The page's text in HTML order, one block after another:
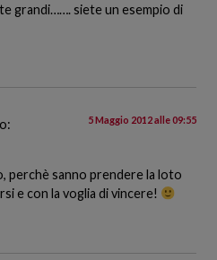
grandi……. siete un esempio di
5 Maggio 2012 alle 09:55
perchè sanno prendere la loto
e con la voglia di vincere!